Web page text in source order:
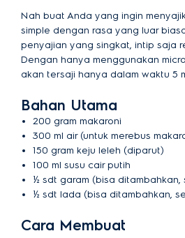
Nah buat Anda yang ingin
simple dengan rasa yang luar
penyajian yang singkat, intip saja
Dengan hanya menggunakan
akan tersaji hanya dalam waktu 5
Bahan Utama
200 gram makaroni
300 ml air (untuk merebus
150 gram keju leleh (diparut)
100 ml susu cair putih
½ sdt garam (bisa ditambahkan,
½ sdt lada (bisa ditambahkan,
Cara Membuat